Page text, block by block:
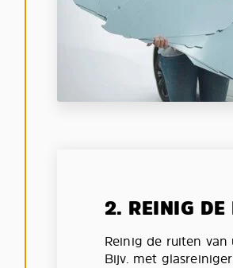
2. REINIG
Reinig de ruiten
Bijv. met